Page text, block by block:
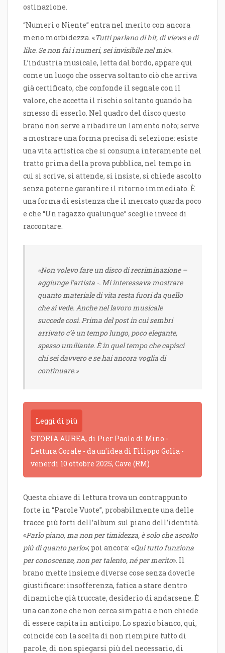
ostinazione.
“Numeri o Niente” entra nel merito con ancora
meno morbidezza. «Tutti parlano di hit, di views e di
like. Se non fai i numeri, sei invisibile nel mic».
L’industria musicale, letta dal bordo, appare qui
come un luogo che osserva soltanto ciò che arriva
già certificato, che confonde il segnale con il
valore, che accetta il rischio soltanto quando ha
smesso di esserlo. Nel quadro del disco questo
brano non serve a ribadire un lamento noto; serve
a mostrare una forma precisa di selezione: esiste
una vita artistica che si consuma interamente nel
tratto prima della prova pubblica, nel tempo in
cui si scrive, si attende, si insiste, si chiede ascolto
senza poterne garantire il ritorno immediato. È
una forma di esistenza che il mercato guarda poco
e che “Un ragazzo qualunque” sceglie invece di
raccontare.
«Non volevo fare un disco di recriminazione –
aggiunge l’artista -. Mi interessava mostrare
quanto materiale di vita resta fuori da quello
che si vede. Anche nel lavoro musicale
succede così. Prima del post in cui sembri
arrivato c’è un tempo lungo, poco elegante,
spesso umiliante. È in quel tempo che capisci
chi sei davvero e se hai ancora voglia di
continuare.»
Leggi di più
STORIA AUREA, di Pier Paolo di Mino -
Lettura Corale - da un'idea di Filippo Golia -
venerdì 10 ottobre 2025, Cave (RM)
Questa chiave di lettura trova un contrappunto
forte in “Parole Vuote”, probabilmente una delle
tracce più forti dell’album sul piano dell’identità.
«Parlo piano, ma non per timidezza, è solo che ascolto
più di quanto parlo»; poi ancora: «Qui tutto funziona
per conoscenze, non per talento, né per merito». Il
brano mette insieme diverse cose senza doverle
giustificare: insofferenza, fatica a stare dentro
dinamiche già truccate, desiderio di andarsene. È
una canzone che non cerca simpatia e non chiede
di essere capita in anticipo. Lo spazio bianco, qui,
coincide con la scelta di non riempire tutto di
parole, di non spiegarsi più del necessario, di